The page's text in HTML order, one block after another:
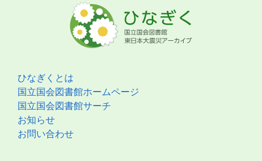
ひなぎくとは
国立国会図書館ホームページ
国立国会図書館サーチ
お知らせ
お問い合わせ